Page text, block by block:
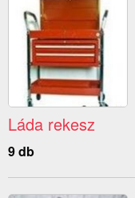
Láda rekesz
9 db